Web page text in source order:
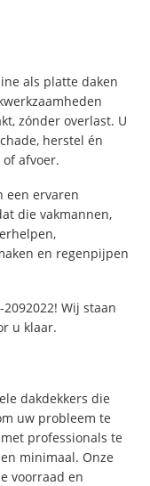
als platte daken
zónder overlast. U
herstel én
afvoer.
een ervaren
die vakmannen,
en regenpijpen
Wij staan
u klaar.
dakdekkers die
uw probleem te
professionals te
minimaal. Onze
voorraad en